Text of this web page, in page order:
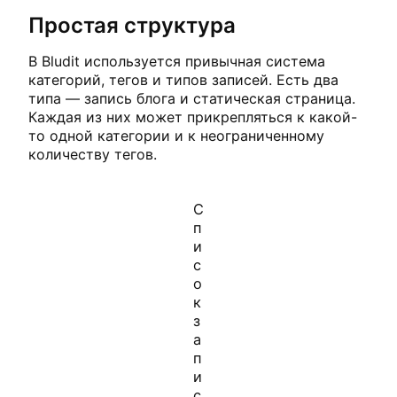
Простая структура
В Bludit используется привычная система
категорий, тегов и типов записей. Есть два
типа — запись блога и статическая страница.
Каждая из них может прикрепляться к какой-
то одной категории и к неограниченному
количеству тегов.
С
п
и
с
о
к
з
а
п
и